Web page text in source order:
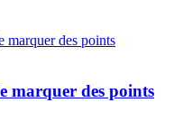
marquer des points